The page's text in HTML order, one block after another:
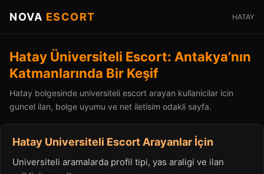
NOVA ESCORT HATAY
Hatay Üniversiteli Escort: Antakya’nın
Katmanlarında Bir Keşif
Hatay bolgesinde universiteli escort arayan kullanicilar icin
guncel ilan, bolge uyumu ve net iletisim odakli sayfa.
Hatay Universiteli Escort Arayanlar İçin
Universiteli aramalarda profil tipi, yas araligi ve ilan